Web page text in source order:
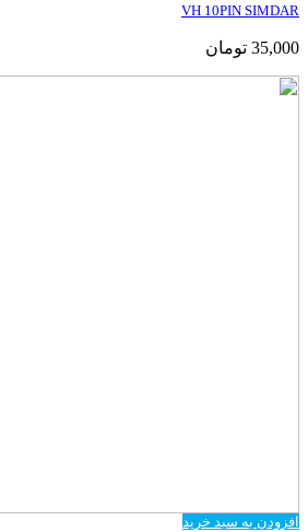
VH 10PIN SIMDAR
35,000 تومان
افزودن به سبد خرید